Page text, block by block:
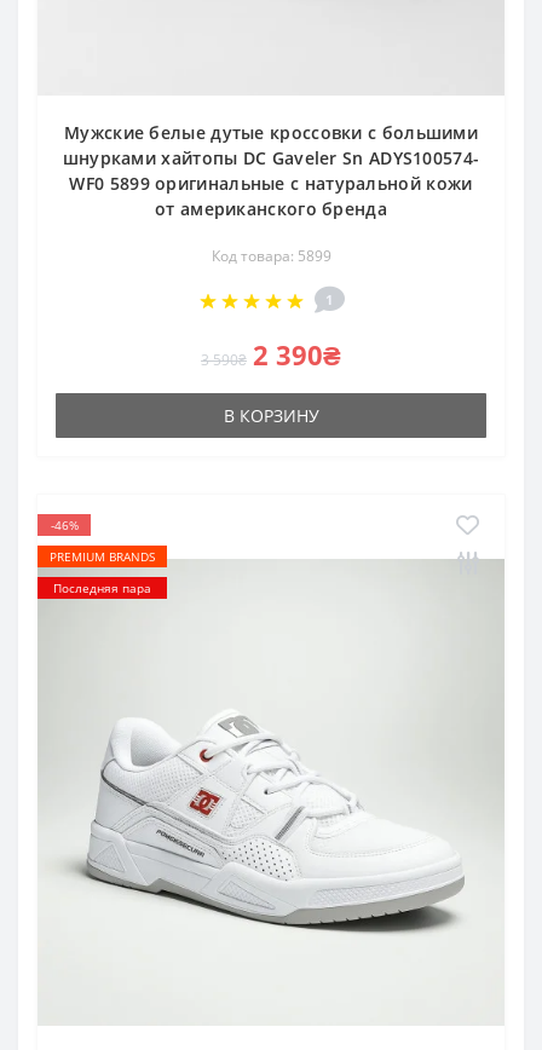
Мужские белые дутые кроссовки с большими
шнурками хайтопы DC Gaveler Sn ADYS100574-
WF0 5899 оригинальные с натуральной кожи
от американского бренда
Код товара: 5899
1
3 590₴ 2 390₴
В КОРЗИНУ
-46%
PREMIUM BRANDS
Последняя пара